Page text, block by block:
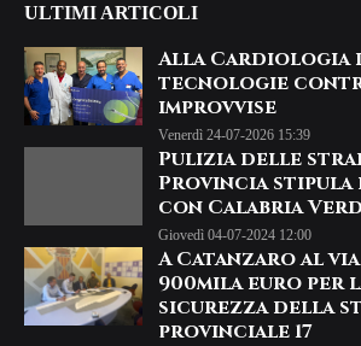
ULTIMI ARTICOLI
Alla Cardiologia
tecnologie
improvvise
Venerdì 24-07-2026 15:39
Pulizia delle
Provincia stipula
con Calabria
Giovedì 04-07-2024 12:00
A Catanzaro al
900mila euro per
sicurezza della
provinciale 17